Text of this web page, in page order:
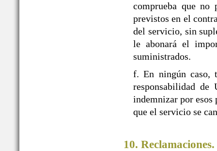
comprueba que no
previstos en el
del servicio, sin
le abonará el
suministrados.
f. En ningún caso,
responsabilidad de
indemnizar por esos
que el servicio se
10. Reclamaciones.